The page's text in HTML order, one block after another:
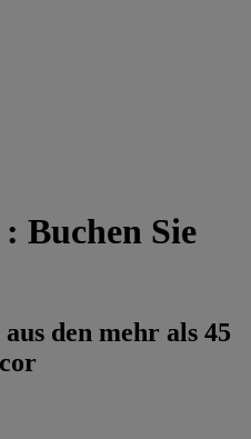
Buchen Sie
den mehr als 45